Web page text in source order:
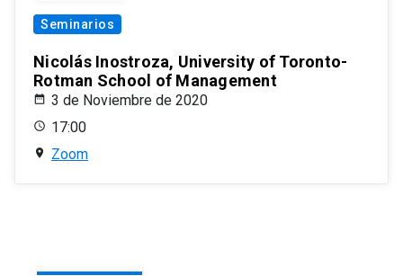
Seminarios
Nicolás Inostroza, University of Toronto-
Rotman School of Management
3 de Noviembre de 2020
17:00
Zoom